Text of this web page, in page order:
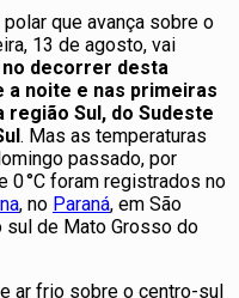
que avança sobre o
13 de agosto, vai
decorrer desta
a noite e nas primeiras
região Sul, do Sudeste
. Mas as temperaturas
passado, por
0 °C foram registrados no
, no Paraná, em São
sul de Mato Grosso do
ar frio sobre o centro-sul